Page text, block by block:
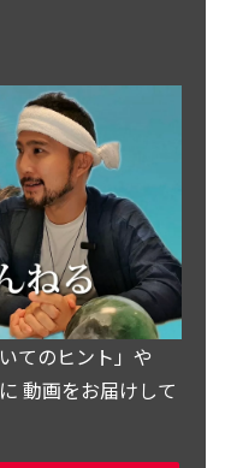
てのヒント」や
動画をお届けして